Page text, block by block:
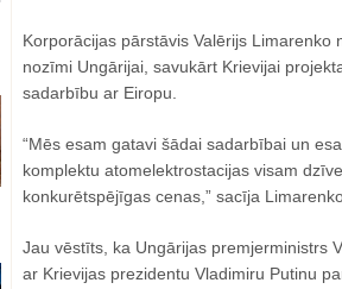
Korporācijas pārstāvis Valērijs
nozīmi Ungārijai, savukārt Krievijai
sadarbību ar Eiropu.
“Mēs esam gatavi šādai sadarbībai un
komplektu atomelektrostacijas visam
konkurētspējīgas cenas,” sacīja
Jau vēstīts, ka Ungārijas premjerministrs
ar Krievijas prezidentu Vladimiru Putinu